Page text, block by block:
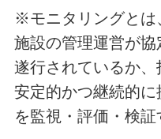
※モニタリングとは
施設の管理運営が
遂行されているか
安定的かつ継続的
を監視・評価・検証